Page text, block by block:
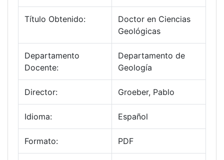
Título Obtenido:
Doctor en Ciencias
Geológicas
Departamento
Docente:
Departamento de
Geología
Director: Groeber, Pablo
Idioma: Español
Formato: PDF